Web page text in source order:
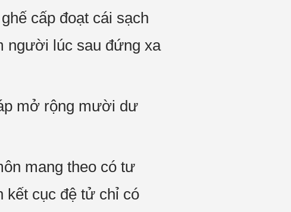
cấp đoạt cái sạch
người lúc sau đứng xa
mở rộng mười dư
mang theo có tư
kết cục đệ tử chỉ có